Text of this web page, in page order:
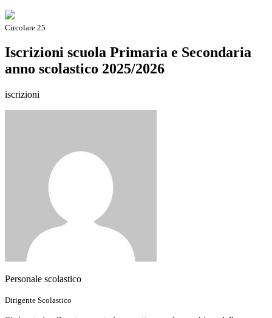
Circolare 25
Iscrizioni scuola Primaria e Secondaria
anno scolastico 2025/2026
iscrizioni
Personale scolastico
Dirigente Scolastico